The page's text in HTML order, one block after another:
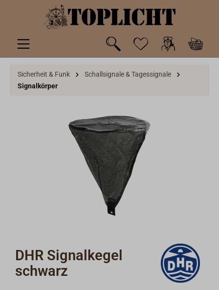
springen
Sicherheit & Funk
Schallsignale & Tagessignale
Signalkörper
DHR Signalkegel
schwarz